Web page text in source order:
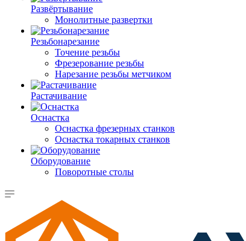
Развёртывание
Монолитные развертки
Резьбонарезание
Точение резьбы
Фрезерование резьбы
Нарезание резьбы метчиком
Растачивание
Оснастка
Оснастка фрезерных станков
Оснастка токарных станков
Оборудование
Поворотные столы